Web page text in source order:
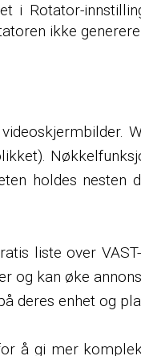
i Rotator-
ikke
holdes
liste over
og kan øke
deres enhet og
å gi mer